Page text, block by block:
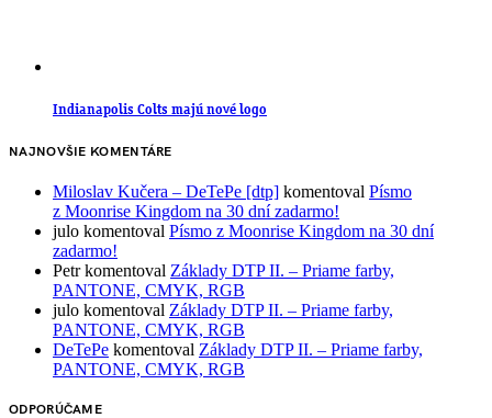
Indianapolis Colts majú nové logo
NAJNOVŠIE KOMENTÁRE
Miloslav Kučera – DeTePe [dtp] komentoval Písmo
z Moonrise Kingdom na 30 dní zadarmo!
julo komentoval Písmo z Moonrise Kingdom na 30 dní
zadarmo!
Petrkomentoval Základy DTP II. – Priame farby,
PANTONE, CMYK, RGB
julo komentoval Základy DTP II. – Priame farby,
PANTONE, CMYK, RGB
DeTePe komentoval Základy DTP II. – Priame farby,
PANTONE, CMYK, RGB
ODPORÚČAME